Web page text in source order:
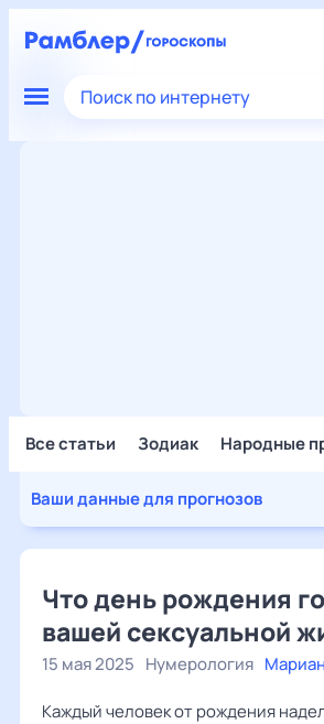
Поиск по интернету
Все статьи Зодиак Народные
Ваши данные для прогнозов
Что день рождения
вашей сексуальной
15 мая 2025 Нумерология
Каждый человек от рождения